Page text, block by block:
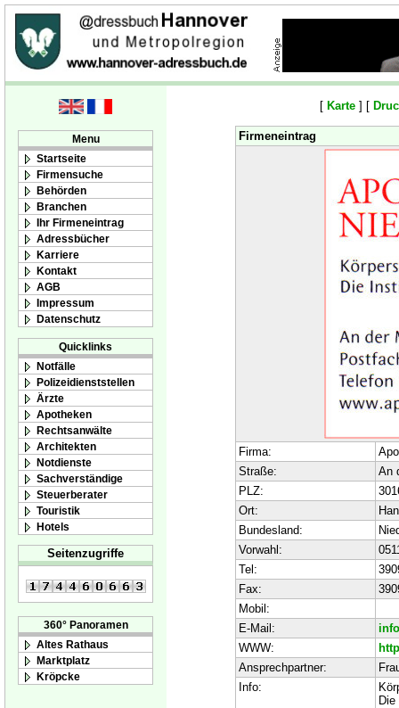
Menu
Startseite
Firmensuche
Behörden
Branchen
Ihr Firmeneintrag
Adressbücher
Karriere
Kontakt
AGB
Impressum
Datenschutz
Quicklinks
Notfälle
Polizeidienststellen
Ärzte
Apotheken
Rechtsanwälte
Architekten
Notdienste
Sachverständige
Steuerberater
Touristik
Hotels
Seitenzugriffe
360° Panoramen
Altes Rathaus
Marktplatz
Kröpcke
[ Karte ] [
Firmeneintrag
Firma:
Straße:
An
PLZ:
Ort:
Bundesland:
Vorwahl:
Tel:
Fax:
Mobil:
E-Mail:
WWW:
Ansprechpartner:
Info: